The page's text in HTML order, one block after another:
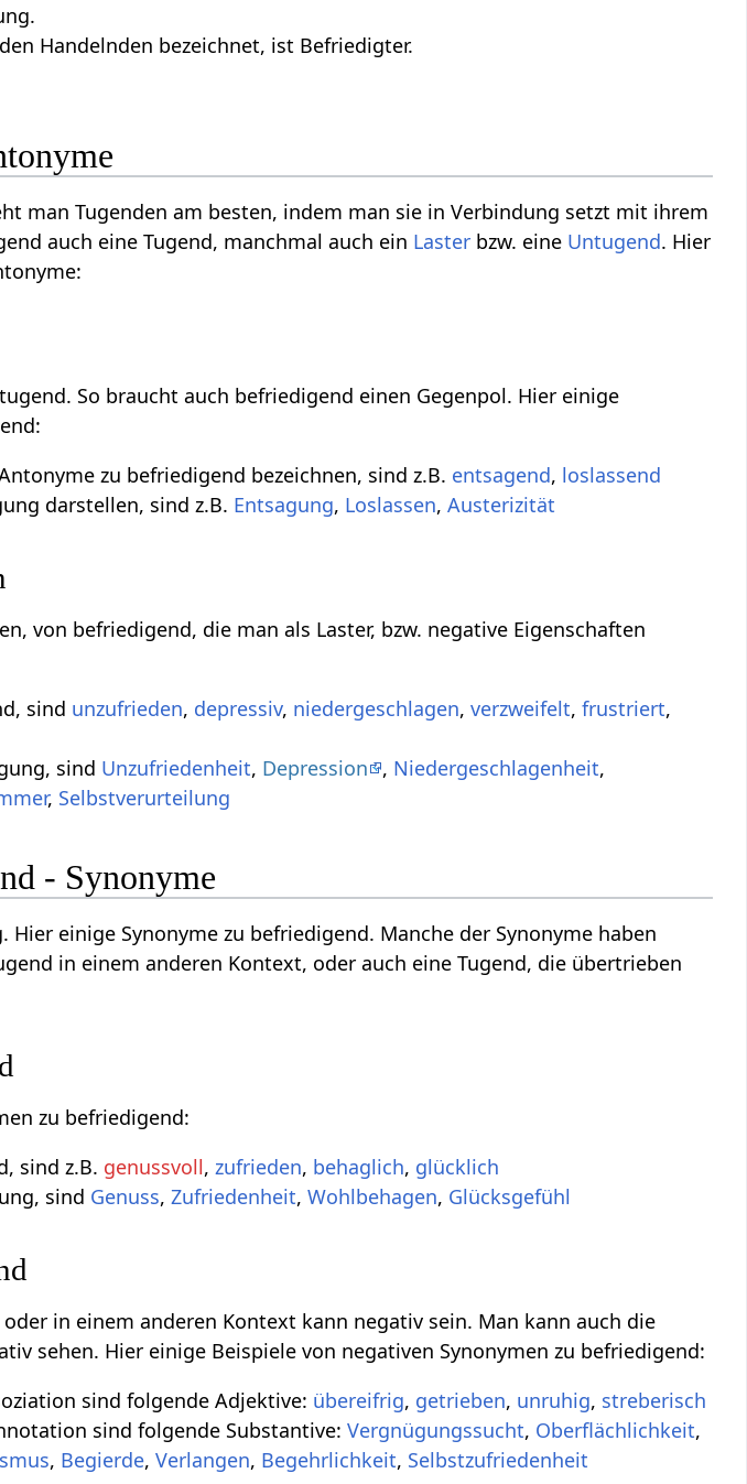
Handelnden bezeichnet, ist Befriedigter.
man Tugenden am besten, indem man sie in Verbindung setzt mit ihrem
auch eine Tugend, manchmal auch ein Laster bzw. eine Untugend. Hier
So braucht auch befriedigend einen Gegenpol. Hier einige
zu befriedigend bezeichnen, sind z.B. entsagend, loslassend
darstellen, sind z.B. Entsagung, Loslassen,Austerizität
von befriedigend, die man als Laster, bzw. negative Eigenschaften
sind unzufrieden, depressiv, niedergeschlagen,verzweifelt,frustriert,
sind Unzufriedenheit, Depression , Niedergeschlagenheit,
, Selbstverurteilung
- Synonyme
einige Synonyme zu befriedigend. Manche der Synonyme haben
in einem anderen Kontext, oder auch eine Tugend, die übertrieben
zu befriedigend:
sind z.B. genussvoll,zufrieden, behaglich, glücklich
sind Genuss,Zufriedenheit,Wohlbehagen, Glücksgefühl
in einem anderen Kontext kann negativ sein. Man kann auch die
sehen. Hier einige Beispiele von negativen Synonymen zu befriedigend:
sind folgende Adjektive: übereifrig, getrieben, unruhig, streberisch
sind folgende Substantive:Vergnügungssucht, Oberflächlichkeit,
, Begierde,Verlangen, Begehrlichkeit, Selbstzufriedenheit